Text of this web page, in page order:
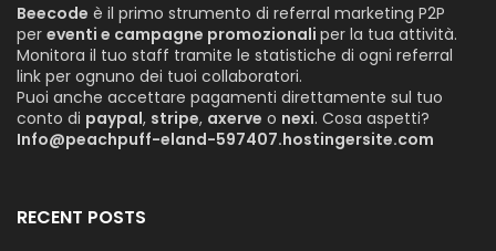
Beecode è il primo strumento di referral marketing P2P
per eventi e campagne promozionali per la tua attività.
Monitora il tuo staff tramite le statistiche di ogni referral
link per ognuno dei tuoi collaboratori.
Puoi anche accettare pagamenti direttamente sul tuo
conto di paypal, stripe, axerve o nexi. Cosa aspetti?
Info@peachpuff-eland-597407.hostingersite.com
RECENT POSTS